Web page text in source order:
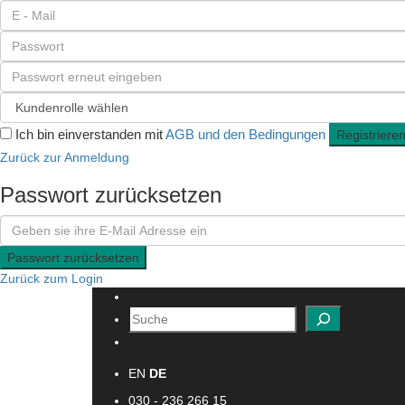
Ich bin einverstanden mitAGB und den Bedingungen
Registrieren
Zurück zur Anmeldung
Passwort zurücksetzen
Passwort zurücksetzen
Zurück zum Login
Suchen
EN DE
030 - 236 266 15